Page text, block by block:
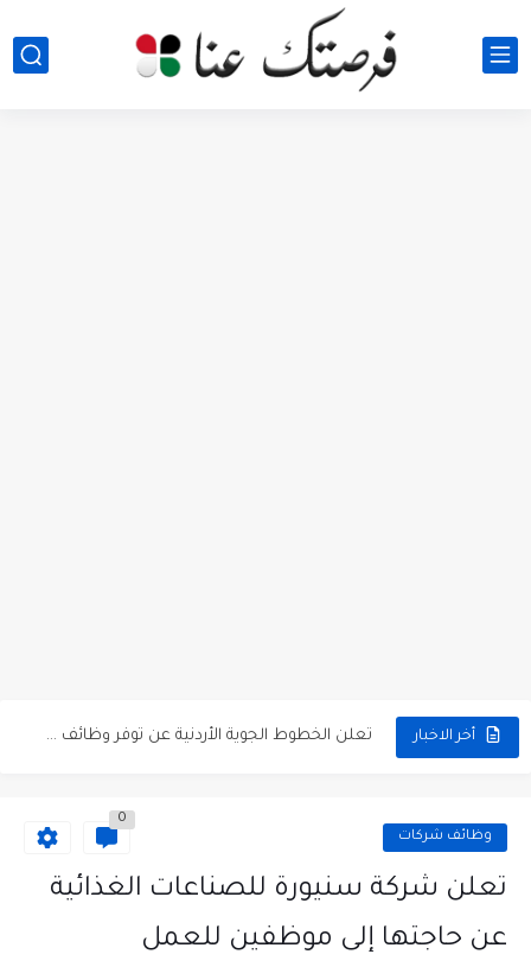
أخر الاخبار
تعلن مؤسسة التعليم لأجل التوظيف الأردنية وبالشراكة مع أكاديمية جولانسرالمجاني
مسؤول مبيعات وتسويق المستلزمات الطبية
وظائف شركات
0
تعلن شركة سنيورة للصناعات الغذائية
عن حاجتها إلى موظفين للعمل